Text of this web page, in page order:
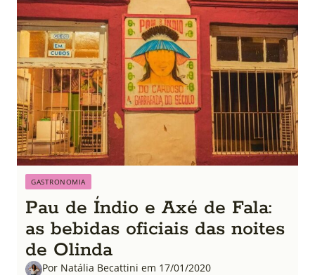
GASTRONOMIA
Pau de Índio e Axé de Fala:
as bebidas oficiais das noites
de Olinda
Por Natália Becattini em 17/01/2020